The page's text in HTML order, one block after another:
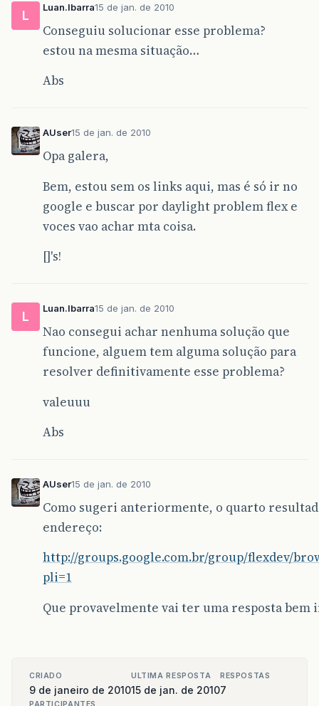
L
Luan.Ibarra15 de jan. de 2010
Conseguiu solucionar esse problema?
estou na mesma situação…
Abs
AUser15 de jan. de 2010
Opa galera,
Bem, estou sem os links aqui, mas é só ir no
google e buscar por daylight problem flex e
voces vao achar mta coisa.
[]'s!
L
Luan.Ibarra15 de jan. de 2010
Nao consegui achar nenhuma solução que
funcione, alguem tem alguma solução para
resolver definitivamente esse problema?
valeuuu
Abs
AUser15 de jan. de 2010
Como sugeri anteriormente, o quarto
endereço:
http://groups.google.com.br/group/flexdev/
pli=1
Que provavelmente vai ter uma resposta
CRIADO
9 de janeiro de 2010
ULTIMA RESPOSTA
15 de jan. de 2010
RESPOSTAS
7
PARTICIPANTES